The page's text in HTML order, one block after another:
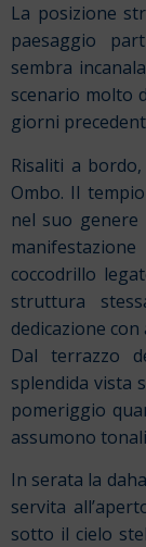
La posizione
paesaggio
sembra
scenario molto
giorni
Risaliti a
Ombo. Il
nel suo genere
coccodrillo
struttura
dedicazione
Dal terrazzo
splendida vista
pomeriggio
assumono
In serata la
servita
sotto il cielo